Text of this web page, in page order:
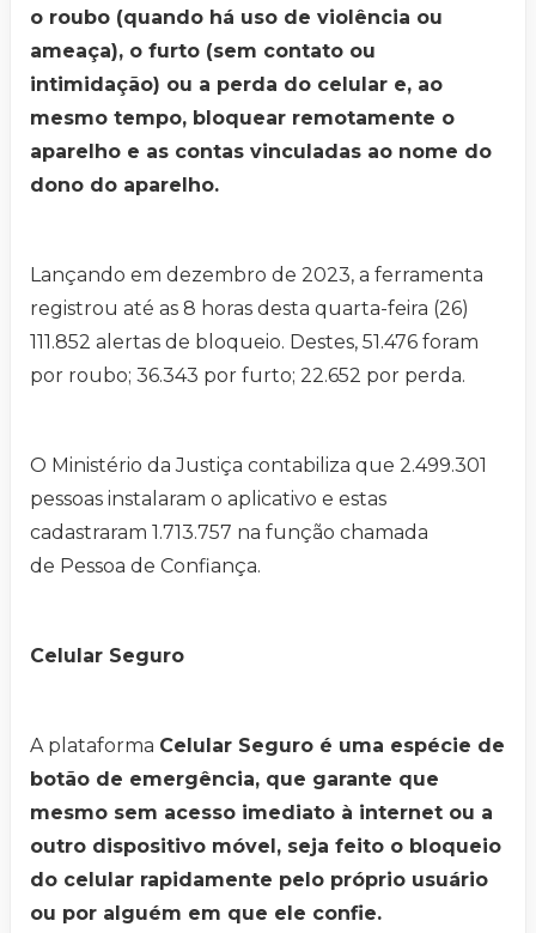
o roubo (quando há uso de violência ou
ameaça), o furto (sem contato ou
intimidação) ou a perda do celular e, ao
mesmo tempo, bloquear remotamente o
aparelho e as contas vinculadas ao nome do
dono do aparelho.
Lançando em dezembro de 2023, a ferramenta
registrou até as 8 horas desta quarta-feira (26)
111.852 alertas de bloqueio. Destes, 51.476 foram
por roubo; 36.343 por furto; 22.652 por perda.
O Ministério da Justiça contabiliza que 2.499.301
pessoas instalaram o aplicativo e estas
cadastraram 1.713.757 na função chamada
de Pessoa de Confiança.
Celular Seguro
A plataforma Celular Seguro é uma espécie de
botão de emergência, que garante que
mesmo sem acesso imediato à internet ou a
outro dispositivo móvel, seja feito o bloqueio
do celular rapidamente pelo próprio usuário
ou por alguém em que ele confie.